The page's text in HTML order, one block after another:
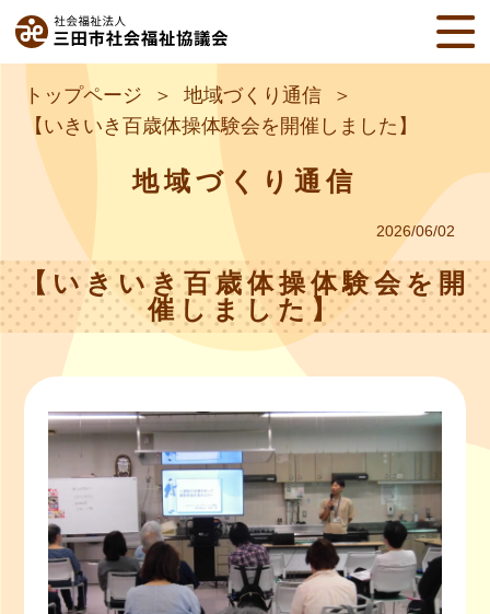
トップページ
地域づくり通信
【いきいき百歳体操体験会を開催しました】
地域づくり通信
2026/06/02
【いきいき百歳体操体験会を開
催しました】